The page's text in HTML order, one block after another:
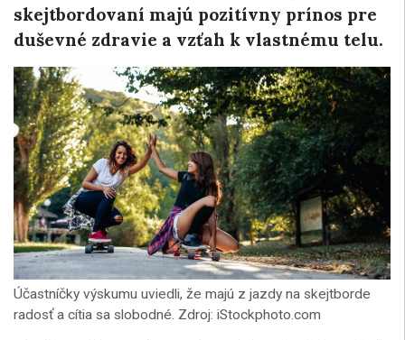
skejtbordovaní majú pozitívny prínos pre
duševné zdravie a vzťah k vlastnému telu.
Účastníčky výskumu uviedli, že majú z jazdy na skejtborde
radosť a cítia sa slobodné. Zdroj: iStockphoto.com